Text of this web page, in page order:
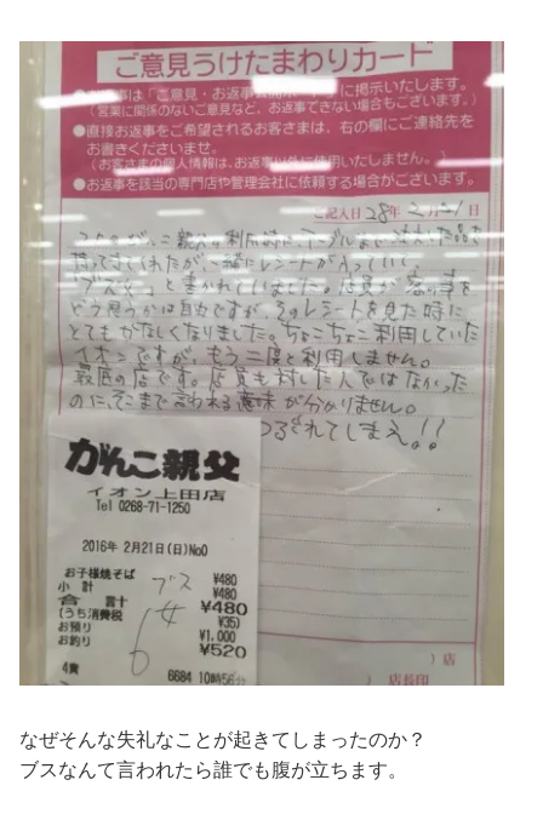
なぜそんな失礼なことが起きてしまったのか？
ブスなんて言われたら誰でも腹が立ちます。